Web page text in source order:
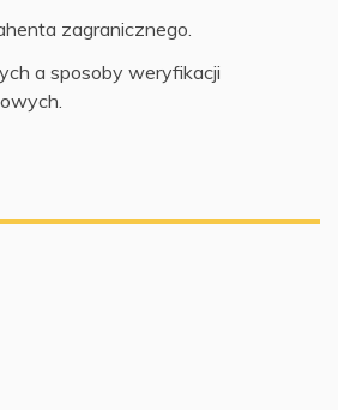
zagranicznego.
a sposoby weryfikacji